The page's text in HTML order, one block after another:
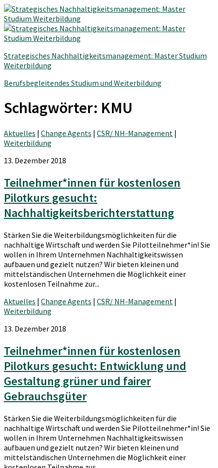
Strategisches Nachhaltigkeitsmanagement: Master Studium
Weiterbildung
Berufsbegleitendes Studium und Weiterbildung
Schlagwörter: KMU
Aktuelles | Change Agents | CSR/ NH-Management |
Weiterbildung
13. Dezember 2018
Teilnehmer*innen für kostenlosen
Pilotkurs gesucht:
Nachhaltigkeitsberichterstattung
Stärken Sie die Weiterbildungsmöglichkeiten für die
nachhaltige Wirtschaft und werden Sie Pilotteilnehmer*in! Sie
wollen in Ihrem Unternehmen Nachhaltigkeitswissen
aufbauen und gezielt nutzen? Wir bieten kleinen und
mittelständischen Unternehmen die Möglichkeit einer
kostenlosen Teilnahme zur...
Aktuelles | Change Agents | CSR/ NH-Management |
Weiterbildung
13. Dezember 2018
Teilnehmer*innen für kostenlosen
Pilotkurs gesucht: Entwicklung und
Gestaltung grüner und fairer
Gebrauchsgüter
Stärken Sie die Weiterbildungsmöglichkeiten für die
nachhaltige Wirtschaft und werden Sie Pilotteilnehmer*in! Sie
wollen in Ihrem Unternehmen Nachhaltigkeitswissen
aufbauen und gezielt nutzen? Wir bieten kleinen und
mittelständischen Unternehmen die Möglichkeit einer